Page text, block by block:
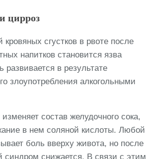
цирроз
кровяных сгустков в рвоте после
напитков становится язва
развивается в результате
злоупотребления алкогольными
состав желудочного сока,
в нем соляной кислоты. Любой
боль вверху живота, но после
синдром снижается. В связи с этим